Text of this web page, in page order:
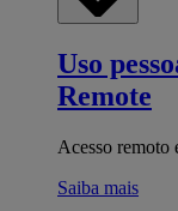
Uso
Remote
Acesso remoto
Saiba mais